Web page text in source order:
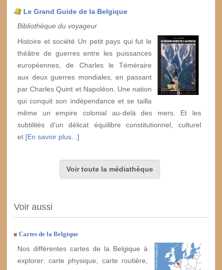
Le Grand Guide de la Belgique
Bibliothèque du voyageur
Histoire et société Un petit pays qui fut le
théâtre de guerres entre les puissances
européennes, de Charles le Téméraire
aux deux guerres mondiales, en passant
par Charles Quint et Napoléon. Une nation
qui conquit son indépendance et se tailla
même un empire colonial au-delà des mers. Et les
subtilités d'un délicat équilibre constitutionnel, culturel
et [En savoir plus...]
Voir toute la médiathèque
Voir aussi
Cartes de la Belgique
Nos différentes cartes de la Belgique à
explorer: carte physique, carte routière,